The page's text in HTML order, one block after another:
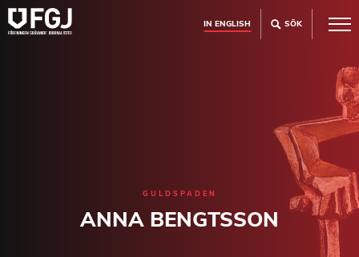
IN ENGLISH SÖK
GULDSPADEN
ANNA BENGTSSON